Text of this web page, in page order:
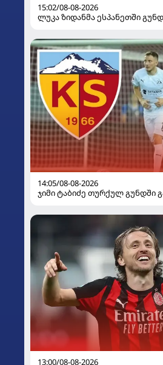
15:02/08-08-2026
ლუკა ზიდანმა ესპანეთში
14:05/08-08-2026
ჯიმი ტაბიძე თურქულ გუნდში
13:00/08-08-2026